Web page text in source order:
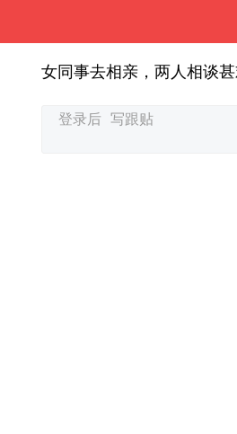
女同事去相亲，两人相谈